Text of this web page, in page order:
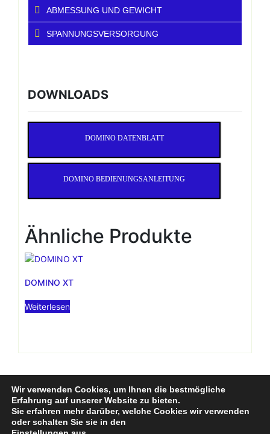
ABMESSUNG UND GEWICHT
SPANNUNGSVERSORGUNG
DOWNLOADS
DOMINO DATENBLATT
DOMINO BEDIENUNGSANLEITUNG
Ähnliche Produkte
DOMINO XT
Weiterlesen
NLT – Exklusiver Vertrieb von
ADBSTAGELIGHT in
Wir verwenden Cookies, um Ihnen die bestmögliche
Erfahrung auf unserer Website zu bieten.
Sie erfahren mehr darüber, welche Cookies wir verwenden
oder schalten Sie sie in den